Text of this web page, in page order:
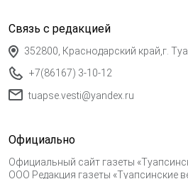
Связь с редакцией
352800, Краснодарский край,г.
+7(86167) 3-10-12
tuapse.vesti@yandex.ru
Официально
Официальный сайт газеты
ООО Редакция газеты «Туапсинские